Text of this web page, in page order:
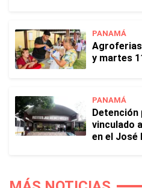
PANAMÁ
Agroferias
y martes
PANAMÁ
vinculado
en el